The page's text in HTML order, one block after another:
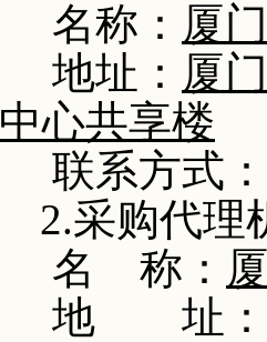
名称： 厦
地址： 厦
中心共享楼
联系方式：
2.采购代理
名
称：
地 址：